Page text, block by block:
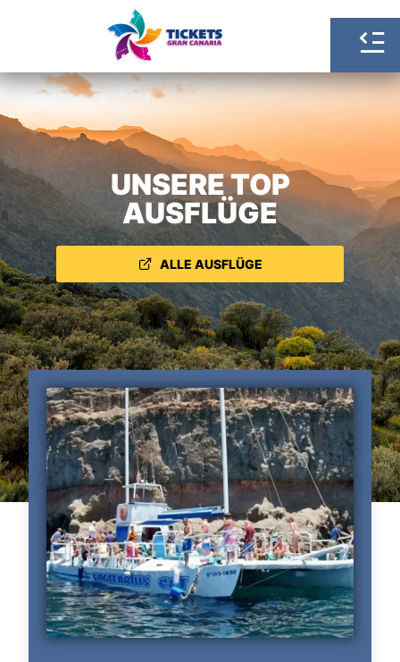
UNSERE TOP
AUSFLÜGE
ALLE AUSFLÜGE